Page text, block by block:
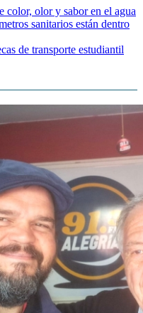
color, olor y sabor en el agua
sanitarios están dentro
de transporte estudiantil